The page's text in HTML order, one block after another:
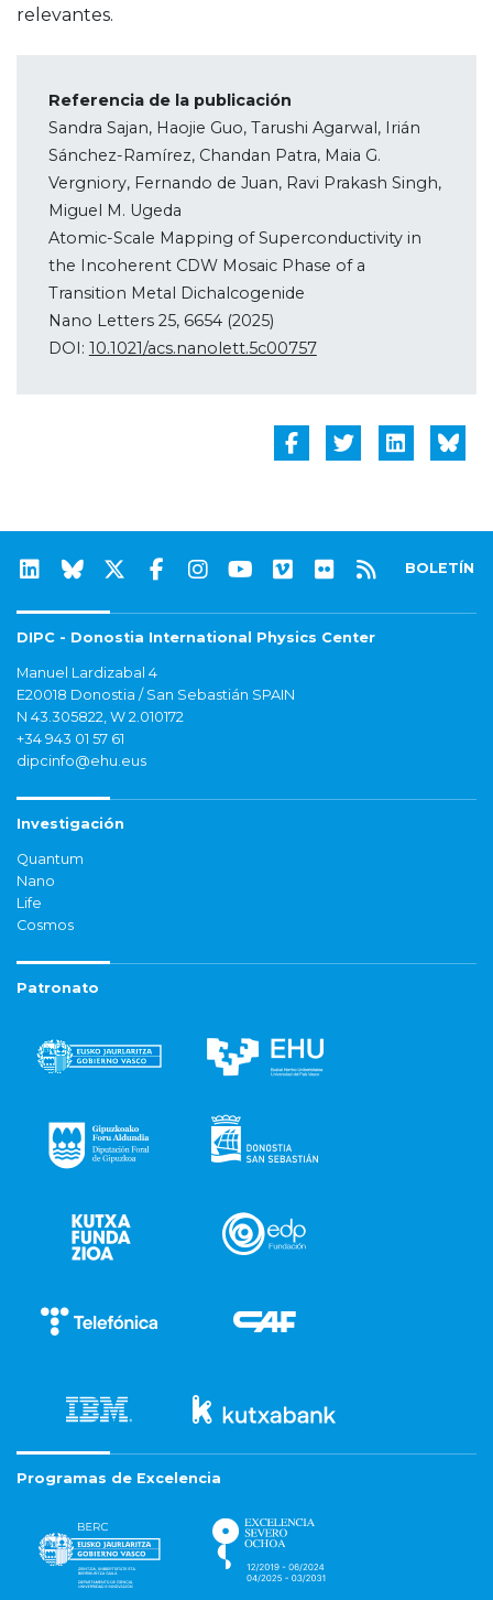
relevantes.
Referencia de la publicación
Sandra Sajan, Haojie Guo, Tarushi Agarwal, Irián
Sánchez-Ramírez, Chandan Patra, Maia G.
Vergniory, Fernando de Juan, Ravi Prakash Singh,
Miguel M. Ugeda
Atomic-Scale Mapping of Superconductivity in
the Incoherent CDW Mosaic Phase of a
Transition Metal Dichalcogenide
Nano Letters 25, 6654 (2025)
DOI: 10.1021/acs.nanolett.5c00757
BOLETÍN
DIPC - Donostia International Physics Center
Manuel Lardizabal 4
E20018 Donostia / San Sebastián SPAIN
N 43.305822, W 2.010172
+34 943 01 57 61
dipcinfo@ehu.eus
Investigación
Quantum
Nano
Life
Cosmos
Patronato
Programas de Excelencia